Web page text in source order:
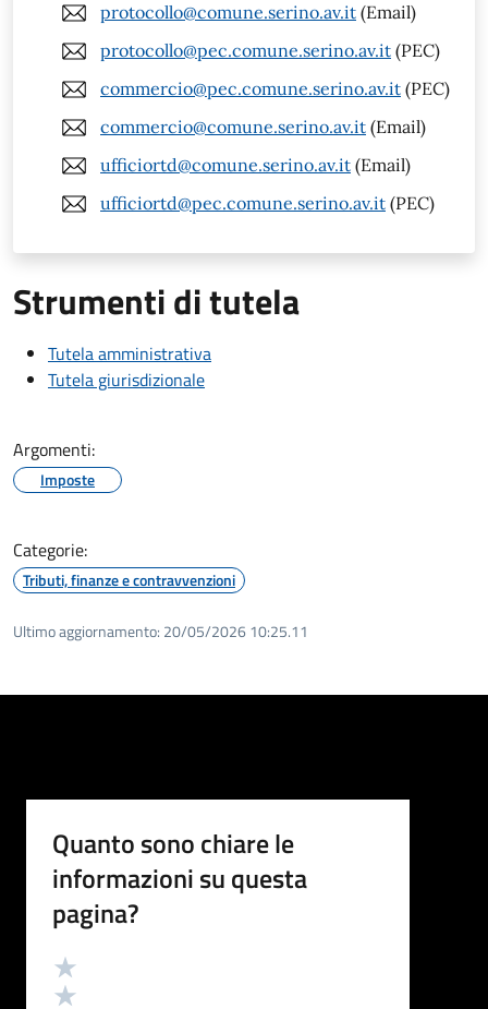
protocollo@comune.serino.av.it (Email)
protocollo@pec.comune.serino.av.it (PEC)
commercio@pec.comune.serino.av.it (PEC)
commercio@comune.serino.av.it (Email)
ufficiortd@comune.serino.av.it (Email)
ufficiortd@pec.comune.serino.av.it (PEC)
Strumenti di tutela
Tutela amministrativa
Tutela giurisdizionale
Argomenti:
Imposte
Categorie:
Tributi, finanze e contravvenzioni
Ultimo aggiornamento: 20/05/2026 10:25.11
Quanto sono chiare le
informazioni su questa
pagina?
Valutazione